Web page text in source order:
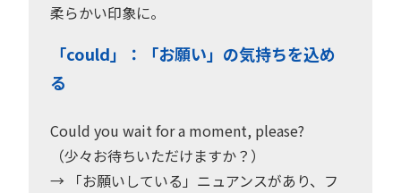
柔らかい印象に。
「could」：「お願い」の気持ちを込め
る
Could you wait for a moment, please?
（少々お待ちいただけますか？）
→ 「お願いしている」ニュアンスがあり、フ